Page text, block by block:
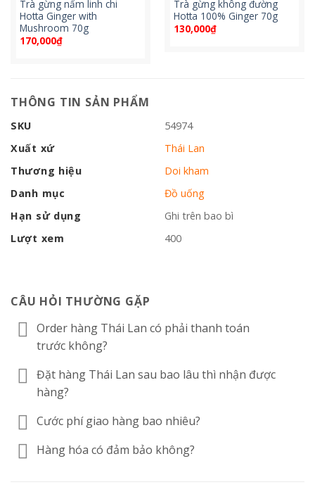
Trà gừng nấm linh chi
Hotta Ginger with
Mushroom 70g
170,000₫
Trà gừng không đường
Hotta 100% Ginger 70g
130,000₫
THÔNG TIN SẢN PHẨM
SKU
54974
Xuất xứ
Thái Lan
Thương hiệu
Doi kham
Danh mục
Đồ uống
Hạn sử dụng
Ghi trên bao bì
Lượt xem
400
CÂU HỎI THƯỜNG GẶP
Order hàng Thái Lan có phải thanh toán
trước không?
Đặt hàng Thái Lan sau bao lâu thì nhận được
hàng?
Cước phí giao hàng bao nhiêu?
Hàng hóa có đảm bảo không?